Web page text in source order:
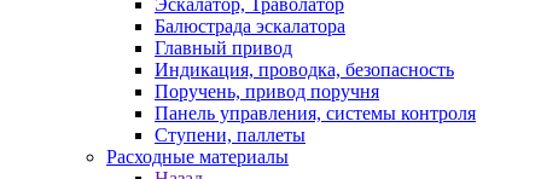
Эскалатор, Траволатор
Балюстрада эскалатора
Главный привод
Индикация, проводка, безопасность
Поручень, привод поручня
Панель управления, системы контроля
Ступени, паллеты
Расходные материалы